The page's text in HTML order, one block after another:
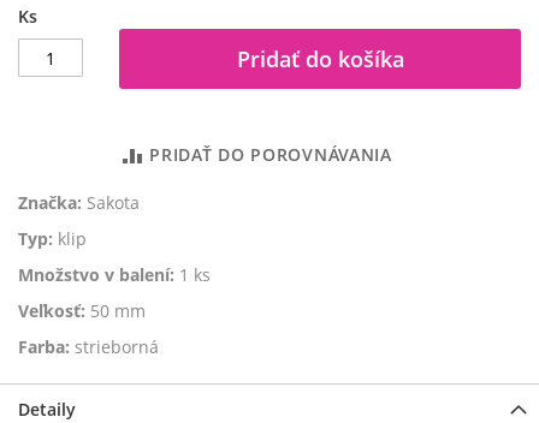
Ks
Pridať do košíka
PRIDAŤ DO POROVNÁVANIA
Značka: Sakota
Typ: klip
Množstvo v balení: 1 ks
Veľkosť: 50 mm
Farba: strieborná
Detaily